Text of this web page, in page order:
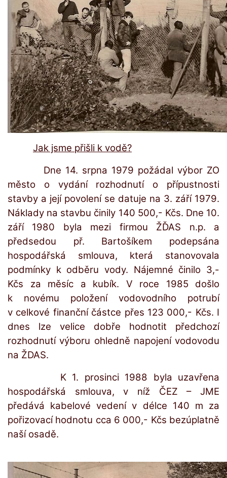
Jak jsme přišli k vodě?
Dne 14. srpna 1979 požádal výbor ZO
město o vydání rozhodnutí o přípustnosti
stavby a její povolení se datuje na 3. září 1979.
Náklady na stavbu činily 140 500,- Kčs. Dne 10.
září 1980 byla mezi firmou ŽĎAS n.p. a
předsedou př. Bartošíkem podepsána
hospodářská smlouva, která stanovovala
podmínky k odběru vody. Nájemné činilo 3,-
Kčs za měsíc a kubík. V roce 1985 došlo
k novému položení vodovodního potrubí
v celkové finanční částce přes 123 000,- Kčs. I
dnes lze velice dobře hodnotit předchozí
rozhodnutí výboru ohledně napojení vodovodu
na ŽDAS.
K 1. prosinci 1988 byla uzavřena
hospodářská smlouva, v níž ČEZ – JME
předává kabelové vedení v délce 140 m za
pořizovací hodnotu cca 6 000,- Kčs bezúplatně
naší osadě.